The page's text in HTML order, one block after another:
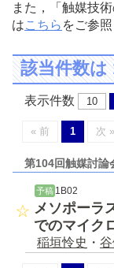
また，「触媒技
はこちら をご参照
該当件数
表示件数 10
« 前 1 次 »
第104回触媒討論
予稿 1B02
メソポーラ
でのマイク
稲垣怜史 ・